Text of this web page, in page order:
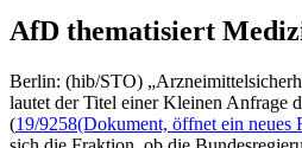
AfD thematisiert
Berlin: (hib/STO)
lautet der Titel einer Kleinen Anfrage
(19/9258(Dokument, öffnet ein neues